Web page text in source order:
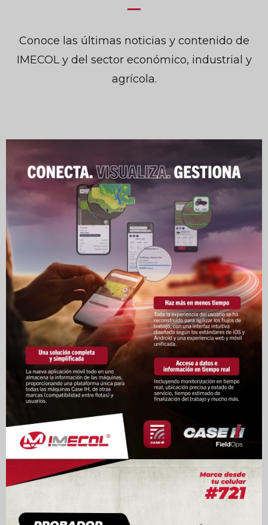
Conoce las últimas noticias y contenido de
IMECOL y del sector económico, industrial y
agrícola.